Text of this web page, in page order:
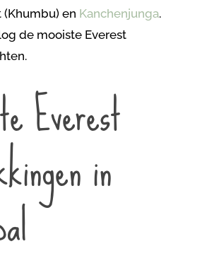
(Khumbu) en Kanchenjunga.
de mooiste Everest
Everest
in